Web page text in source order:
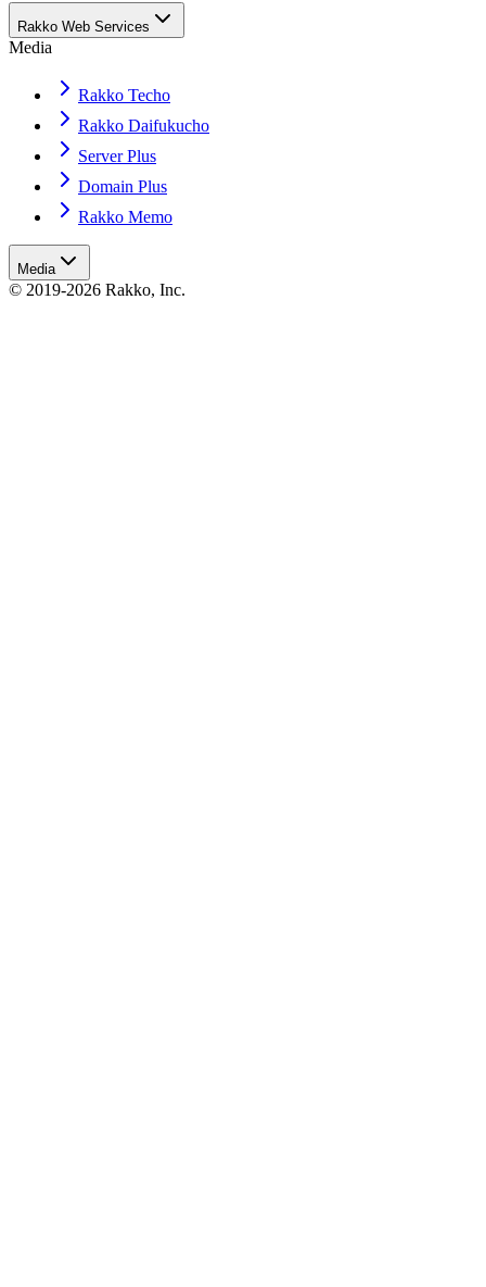
Rakko Web Services
Media
Rakko Techo
Rakko Daifukucho
Server Plus
Domain Plus
Rakko Memo
Media
© 2019-2026 Rakko, Inc.